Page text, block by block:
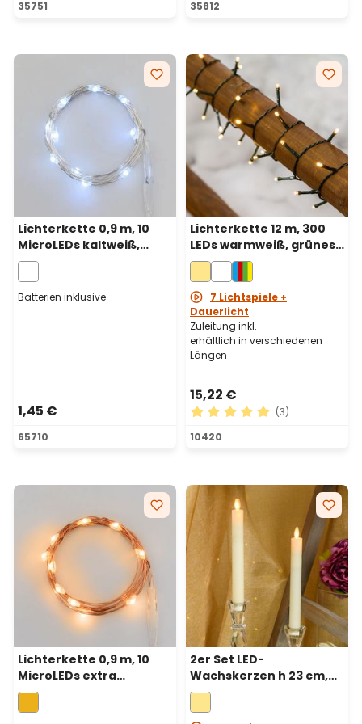
35751
35812
Lichterkette 0,9 m, 10
MicroLEDs kaltweiß,
Silberdraht,
batteriebetrieben
Batterien inklusive
1,45 €
65710
Lichterkette 12 m, 300
LEDs warmweiß, grünes
Kabel,
batteriebetrieben
7 Lichtspiele +
Dauerlicht
Zuleitung inkl.
erhältlich in verschiedenen
Längen
15,22 €
Durchschnittliche
(3)
10420
Lichterkette 0,9 m, 10
MicroLEDs extra
warmweiß, Kupferdraht,
batteriebetrieben
2er Set LED-
Wachskerzen h 23 cm,
bewegliche Flamme, Ø
2,5 cm, warmweiß